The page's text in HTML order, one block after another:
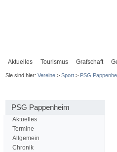
Aktuelles Tourismus Grafschaft
Sie sind hier: Vereine> Sport> PSG
PSG Pappenheim
Aktuelles
Termine
Allgemein
Chronik